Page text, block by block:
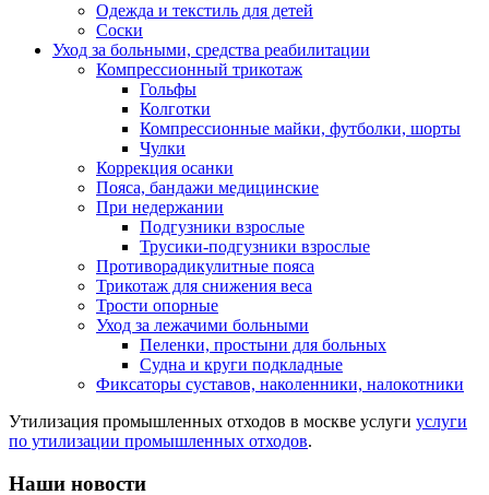
Одежда и текстиль для детей
Соски
Уход за больными, средства реабилитации
Компрессионный трикотаж
Гольфы
Колготки
Компрессионные майки, футболки, шорты
Чулки
Коррекция осанки
Пояса, бандажи медицинские
При недержании
Подгузники взрослые
Трусики-подгузники взрослые
Противорадикулитные пояса
Трикотаж для снижения веса
Трости опорные
Уход за лежачими больными
Пеленки, простыни для больных
Судна и круги подкладные
Фиксаторы суставов, наколенники, налокотники
Утилизация промышленных отходов в москве услуги услуги
по утилизации промышленных отходов.
Наши новости